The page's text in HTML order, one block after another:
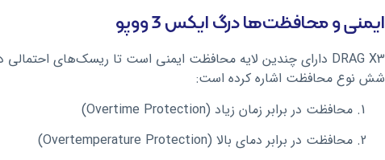
ایمنی و محافظت‌ها درگ ایکس 3 ووپو
شش نوع محافظت اشاره کرده است:
محافظت در برابر زمان زیاد (Overtime Protection)
محافظت در برابر دمای بالا (Overtemperature Protection)